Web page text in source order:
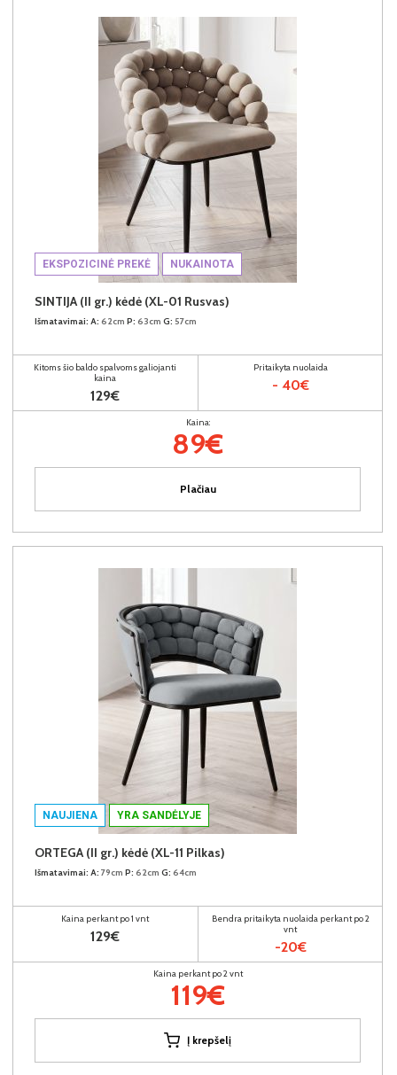
EKSPOZICINĖ PREKĖ NUKAINOTA
SINTIJA (II gr.) kėdė (XL-01 Rusvas)
Išmatavimai: A: 62cm P: 63cm G: 57cm
Kitoms šio baldo spalvoms galiojanti
kaina
129€
Pritaikyta nuolaida
- 40€
Kaina:
89€
Plačiau
NAUJIENA YRA SANDĖLYJE
ORTEGA (II gr.) kėdė (XL-11 Pilkas)
Išmatavimai: A: 79cm P: 62cm G: 64cm
Kaina perkant po 1 vnt
129€
Bendra pritaikyta nuolaida perkant po 2
vnt
-20€
Kaina perkant po 2 vnt
119€
Į krepšelį